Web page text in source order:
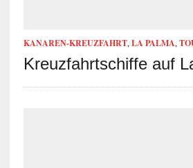
KANAREN-KREUZFAHRT, LA PALMA,
Kreuzfahrtschiffe auf